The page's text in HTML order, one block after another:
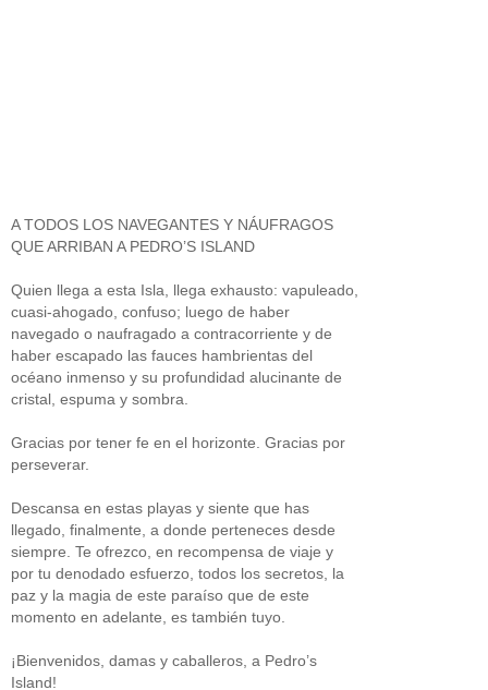
A TODOS LOS NAVEGANTES Y NÁUFRAGOS
QUE ARRIBAN A PEDRO’S ISLAND
Quien llega a esta Isla, llega exhausto: vapuleado,
cuasi-ahogado, confuso; luego de haber
navegado o naufragado a contracorriente y de
haber escapado las fauces hambrientas del
océano inmenso y su profundidad alucinante de
cristal, espuma y sombra.
Gracias por tener fe en el horizonte. Gracias por
perseverar.
Descansa en estas playas y siente que has
llegado, finalmente, a donde perteneces desde
siempre. Te ofrezco, en recompensa de viaje y
por tu denodado esfuerzo, todos los secretos, la
paz y la magia de este paraíso que de este
momento en adelante, es también tuyo.
¡Bienvenidos, damas y caballeros, a Pedro’s
Island!